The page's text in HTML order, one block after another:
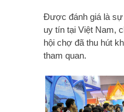
Được đánh giá là
uy tín tại Việt Nam,
hội chợ đã thu hút
tham quan.